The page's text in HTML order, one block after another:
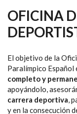
DE
AYUDA
A
LA
OFICINA
El objetivo de la
Paralímpico Español
completo y
apoyándolo,
carrera deportiva,
y en la consecución